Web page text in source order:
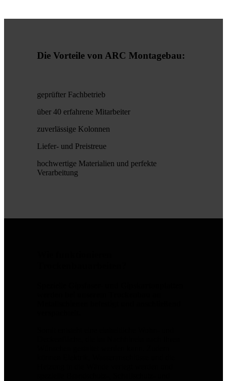
Die Vorteile von ARC Montagebau:
geprüfter Fachbetrieb
über 40 erfahrene Mitarbeiter
zuverlässige Kolonnen
Liefer- und Preistreue
hochwertige Materialien und perfekte
Verarbeitung